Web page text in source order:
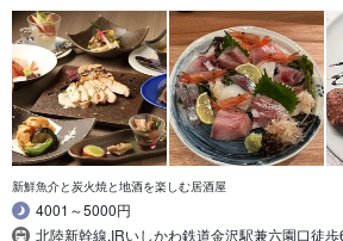
新鮮魚介と炭火焼と地酒を楽しむ居酒屋
4001～5000円
北陸新幹線,IRいしかわ鉄道金沢駅兼六園口徒